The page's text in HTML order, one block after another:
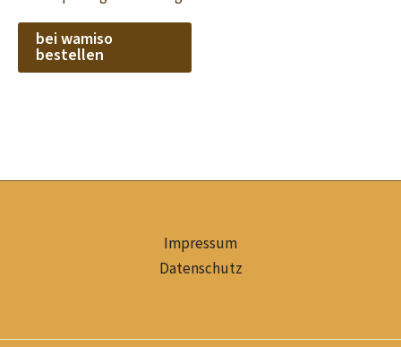
bei wamiso
bestellen
Impressum
Datenschutz